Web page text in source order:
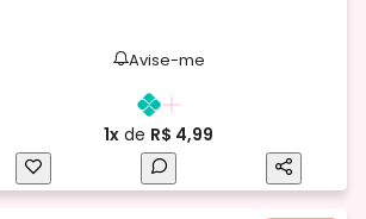
Avise-me
1x de R$ 4,99